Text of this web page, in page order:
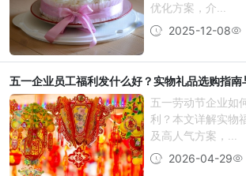
优化方案，介...
2025-12-08
五一企业员工福利发什么好？实物礼品选购指南
五一劳动节企业如
利？本文详解实物
及高人气方案，...
2026-04-29